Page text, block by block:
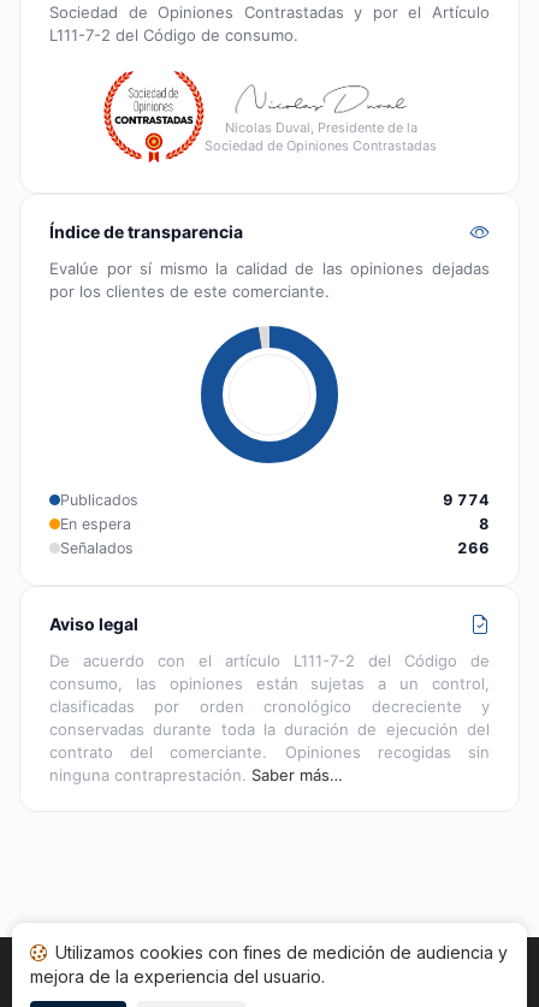
Sociedad de Opiniones Contrastadas y por el Artículo
L111-7-2 del Código de consumo.
Nicolas Duval, Presidente de la
Sociedad de Opiniones Contrastadas
Índice de transparencia
Evalúe por sí mismo la calidad de las opiniones dejadas
por los clientes de este comerciante.
Publicados
9 774
En espera
8
Señalados
266
Aviso legal
De acuerdo con el artículo L111-7-2 del Código de
consumo, las opiniones están sujetas a un control,
clasificadas por orden cronológico decreciente y
conservadas durante toda la duración de ejecución del
contrato del comerciante. Opiniones recogidas sin
ninguna contraprestación. Saber más…
Inicio Estado opiniones Categorías
Utilizamos cookies con fines de medición de audiencia y
mejora de la experiencia del usuario.